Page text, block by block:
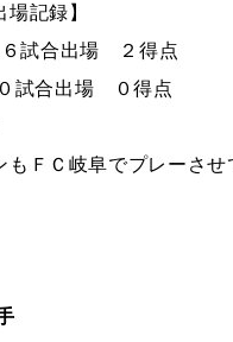
場記録】
試合出場 ２得点
試合出場 ０得点
もＦＣ岐阜でプレーさ